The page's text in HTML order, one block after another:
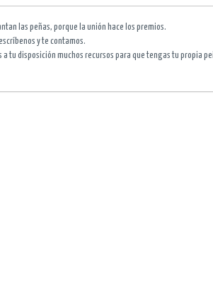
las peñas, porque la unión hace los premios.
y te contamos.
a tu disposición muchos recursos para que tengas tu propia